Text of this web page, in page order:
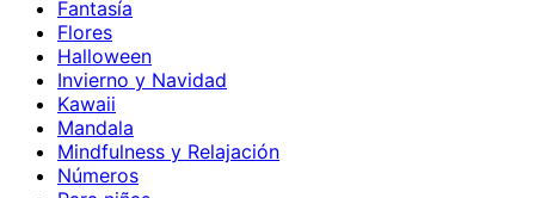
Fantasía
Flores
Halloween
Invierno y Navidad
Kawaii
Mandala
Mindfulness y Relajación
Números